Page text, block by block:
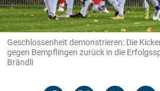
Geschlossenheit demonstrieren: Die
gegen Bempflingen zurück in die
Brändli